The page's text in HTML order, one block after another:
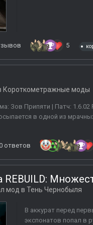
5
Короткометражные моды
Зов Припяти | Патч:
в одной из
ответов
REBUILD:
мод в Тень Чернобыля
В аккурат перед
экспонатов попал в